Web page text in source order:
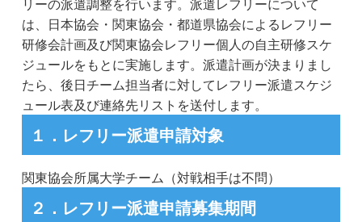
リーの派遣調整を行います。派遣レフリーについて
は、日本協会・関東協会・都道県協会によるレフリー
研修会計画及び関東協会レフリー個人の自主研修スケ
ジュールをもとに実施します。派遣計画が決まりまし
たら、後日チーム担当者に対してレフリー派遣スケジ
ュール表及び連絡先リストを送付します。
１．レフリー派遣申請対象
関東協会所属大学チーム（対戦相手は不問）
２．レフリー派遣申請募集期間